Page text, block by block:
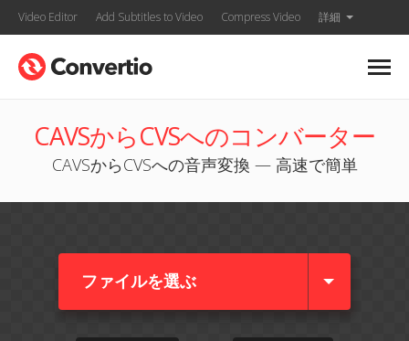
Video Editor Add Subtitles to Video Compress Video 詳細
CAVSからCVSへのコンバーター
CAVSからCVSへの音声変換 — 高速で簡単
ファイルを選ぶ